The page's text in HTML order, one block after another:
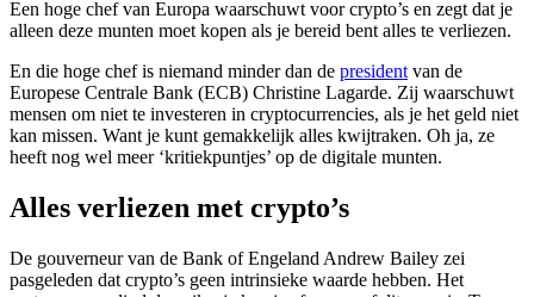
Een hoge chef van Europa waarschuwt voor crypto’s en zegt dat je
alleen deze munten moet kopen als je bereid bent alles te verliezen.
En die hoge chef is niemand minder dan de president van de
Europese Centrale Bank (ECB) Christine Lagarde. Zij waarschuwt
mensen om niet te investeren in cryptocurrencies, als je het geld niet
kan missen. Want je kunt gemakkelijk alles kwijtraken. Oh ja, ze
heeft nog wel meer ‘kritiekpuntjes’ op de digitale munten.
Alles verliezen met crypto’s
De gouverneur van de Bank of Engeland Andrew Bailey zei
pasgeleden dat crypto’s geen intrinsieke waarde hebben. Het